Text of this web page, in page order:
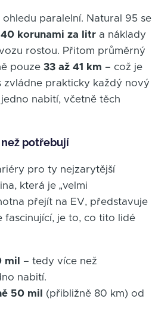
paralelní. Natural 95 se
40 korunami za litr a náklady
rostou. Přitom průměrný
pouze 33 až 41 km – což je
zvládne prakticky každý nový
nabití, včetně těch
potřebují
pro ty nejzarytější
která je „velmi
přejít na EV, představuje
fascinující, je to, co tito lidé
mil
– tedy více než
nabití.
50 mil
(přibližně 80 km) od